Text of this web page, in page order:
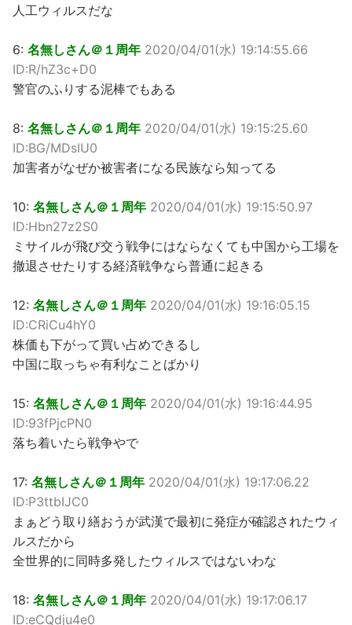
人工ウィルスだな
6: 名無しさん＠１周年 2020/04/01(水) 19:14:55.66
ID:R/hZ3c+D0
警官のふりする泥棒でもある
8: 名無しさん＠１周年 2020/04/01(水) 19:15:25.60
ID:BG/MDsIU0
加害者がなぜか被害者になる民族なら知ってる
10: 名無しさん＠１周年 2020/04/01(水) 19:15:50.97
ID:Hbn27z2S0
ミサイルが飛び交う戦争にはならなくても中国から工場を
撤退させたりする経済戦争なら普通に起きる
12: 名無しさん＠１周年 2020/04/01(水) 19:16:05.15
ID:CRiCu4hY0
株価も下がって買い占めできるし
中国に取っちゃ有利なことばかり
15: 名無しさん＠１周年 2020/04/01(水) 19:16:44.95
ID:93fPjcPN0
落ち着いたら戦争やで
17: 名無しさん＠１周年 2020/04/01(水) 19:17:06.22
ID:P3ttbIJC0
まぁどう取り繕おうが武漢で最初に発症が確認されたウィ
ルスだから
全世界的に同時多発したウィルスではないわな
18: 名無しさん＠１周年 2020/04/01(水) 19:17:06.17
ID:eCQdju4e0